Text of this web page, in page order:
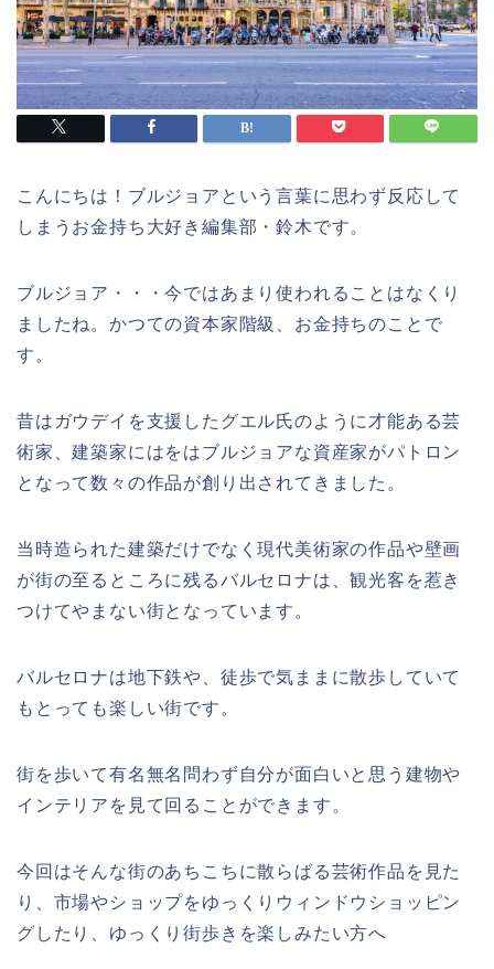
こんにちは！ブルジョアという言葉に思わず反応して
しまうお金持ち大好き編集部・鈴木です。
ブルジョア・・・今ではあまり使われることはなくり
ましたね。かつての資本家階級、お金持ちのことで
す。
昔はガウデイを支援したグエル氏のように才能ある芸
術家、建築家にはをはブルジョアな資産家がパトロン
となって数々の作品が創り出されてきました。
当時造られた建築だけでなく現代美術家の作品や壁画
が街の至るところに残るバルセロナは、観光客を惹き
つけてやまない街となっています。
バルセロナは地下鉄や、徒歩で気ままに散歩していて
もとっても楽しい街です。
街を歩いて有名無名問わず自分が面白いと思う建物や
インテリアを見て回ることができます。
今回はそんな街のあちこちに散らばる芸術作品を見た
り、市場やショップをゆっくりウィンドウショッピン
グしたり、ゆっくり街歩きを楽しみたい方へ